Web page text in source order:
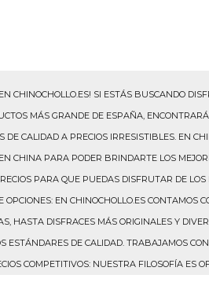
CHINOCHOLLO.ES! SI ESTÁS BUSCANDO
MÁS GRANDE DE ESPAÑA,
CALIDAD A PRECIOS IRRESISTIBLES. EN
CHINA PARA PODER BRINDARTE LOS
PARA QUE PUEDAS DISFRUTAR DE
EN CHINOCHOLLO.ES CONTAMOS
HASTA DISFRACES MÁS ORIGINALES Y
ESTÁNDARES DE CALIDAD. TRABAJAMOS
COMPETITIVOS: NUESTRA FILOSOFÍA ES